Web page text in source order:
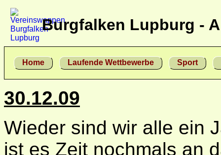
Burgfalken Lupburg -
Home Laufende Wettbewerbe Sport
30.12.09
Wieder sind wir alle ein
ist es Zeit nochmals an